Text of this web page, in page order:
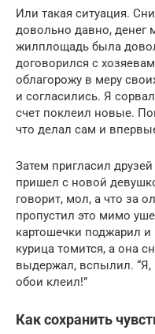
Или такая ситуация.
довольно давно, денег
жилплощадь была
договорился с
облагорожу в меру
и согласились. Я
счет поклеил новые.
что делал сам и
Затем пригласил
пришел с новой
говорит, мол, а что за
пропустил это мимо
картошечки поджарил и
курица томится, а она
выдержал, вспылил. “Я,
обои клеил!”
Как сохранить